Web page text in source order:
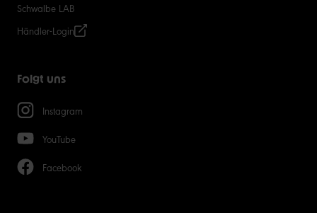
Schwalbe LAB
Händler-Login
Folgt uns
Instagram
YouTube
Facebook